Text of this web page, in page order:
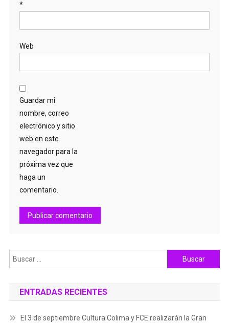
*
Web
Guardar mi
nombre, correo
electrónico y sitio
web en este
navegador para la
próxima vez que
haga un
comentario.
Buscar:
ENTRADAS RECIENTES
El 3 de septiembre Cultura Colima y FCE realizarán la Gran